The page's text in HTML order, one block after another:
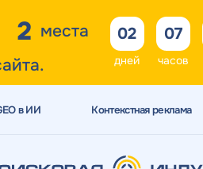
2 места
02
дней
07
часов
в ИИ Контекстная реклама